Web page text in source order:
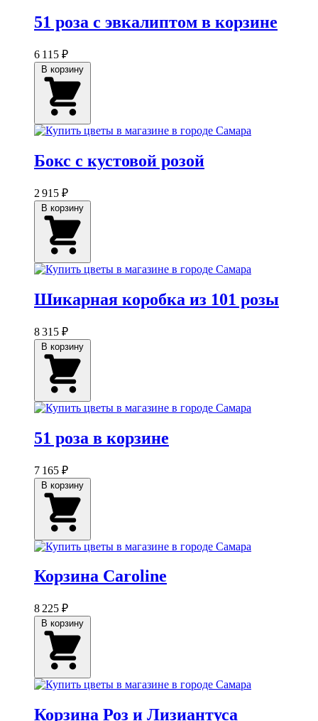
51 роза с эвкалиптом в корзине
6 115 ₽
Бокс с кустовой розой
2 915 ₽
Шикарная коробка из 101 розы
8 315 ₽
51 роза в корзине
7 165 ₽
Корзина Caroline
8 225 ₽
Корзина Роз и Лизиантуса